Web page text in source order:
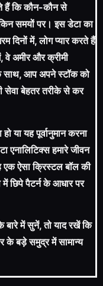
हैं कि कौन-कौन से
समयों पर। इस डेटा का
में, लोग प्यार करते हैं
वे अमीर और क्रीमी
साथ, आप अपने स्टॉक को
बेहतर तरीके से कर
या यह पूर्वानुमान करना
एनालिटिक्स हमारे जीवन
एक ऐसा क्रिस्टल बॉल की
छिपे पैटर्न के आधार पर
बारे में सुनें, तो याद रखें कि
के बड़े समुद्र में सामान्य